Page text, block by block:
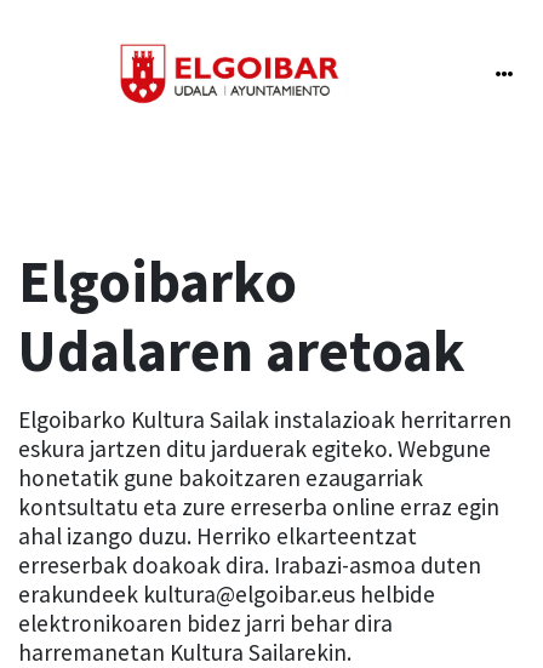
Elgoibarko
Udalaren aretoak
Elgoibarko Kultura Sailak instalazioak herritarren
eskura jartzen ditu jarduerak egiteko. Webgune
honetatik gune bakoitzaren ezaugarriak
kontsultatu eta zure erreserba online erraz egin
ahal izango duzu. Herriko elkarteentzat
erreserbak doakoak dira. Irabazi-asmoa duten
erakundeek kultura@elgoibar.eus helbide
elektronikoaren bidez jarri behar dira
harremanetan Kultura Sailarekin.